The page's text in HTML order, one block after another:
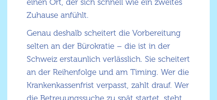
einen Ort, der sich schnell wie ein zweites
Zuhause anfühlt.
Genau deshalb scheitert die Vorbereitung
selten an der Bürokratie – die ist in der
Schweiz erstaunlich verlässlich. Sie scheitert
an der Reihenfolge und am Timing. Wer die
Krankenkassenfrist verpasst, zahlt drauf. Wer